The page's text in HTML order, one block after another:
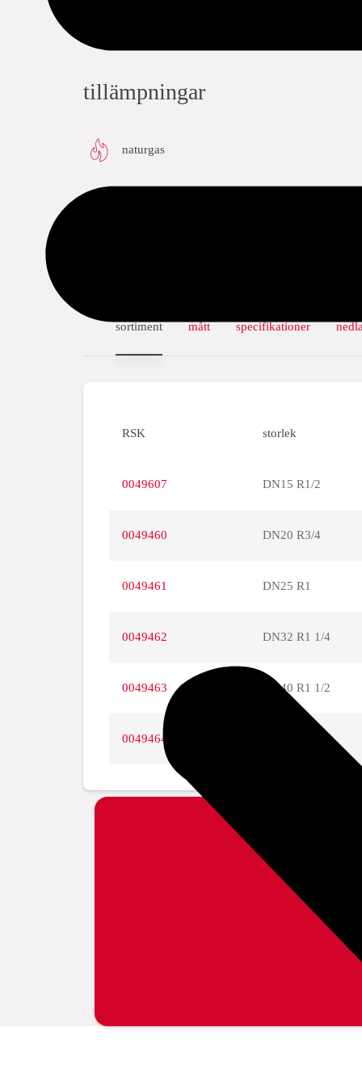
tillämpningar
naturgas
sortiment mått specifikationer
RSK storlek
0049607 DN15 R1/2
0049460 DN20 R3/4
0049461 DN25 R1
0049462 DN32 R1 1/4
0049463 DN40 R1 1/2
0049464